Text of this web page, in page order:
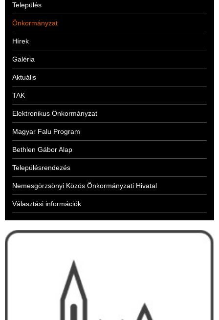
Település
Önkormányzat
Hírek
Galéria
Aktuális
TAK
Elektronikus Önkormányzat
Magyar Falu Program
Bethlen Gábor Alap
Településrendezés
Nemesgörzsönyi Közös Önkormányzati Hivatal
Választási információk